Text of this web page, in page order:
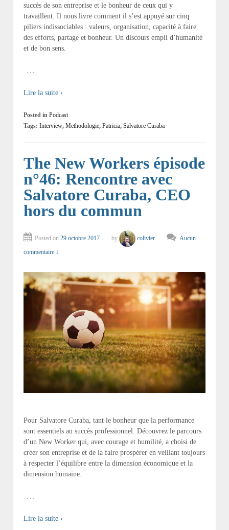
succès de son entreprise et le bonheur de ceux qui y
travaillent. Il nous livre comment il s’est appuyé sur cinq
piliers indissociables : valeurs, organisation, capacité à faire
des efforts, partage et bonheur. Un discours empli d’humanité
et de bon sens.
…
Lire la suite ›
Posted in Podcast
Tags: Interview, Methodologie, Patricia, Salvatore Curaba
The New Workers épisode
n°46: Rencontre avec
Salvatore Curaba, CEO
hors du commun
Posted on 29 octobre 2017 by colivier
Aucun
commentaire ↓
Pour Salvatore Curaba, tant le bonheur que la performance
sont essentiels au succès professionnel. Découvrez le parcours
d’un New Worker qui, avec courage et humilité, a choisi de
créer son entreprise et de la faire prospérer en veillant toujours
à respecter l’équilibre entre la dimension économique et la
dimension humaine.
…
Lire la suite ›